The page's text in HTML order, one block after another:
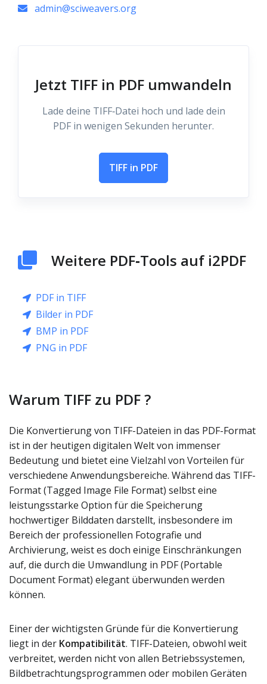
admin@sciweavers.org
Jetzt TIFF in PDF umwandeln
Lade deine TIFF‑Datei hoch und lade dein
PDF in wenigen Sekunden herunter.
TIFF in PDF
Weitere PDF‑Tools auf i2PDF
PDF in TIFF
Bilder in PDF
BMP in PDF
PNG in PDF
Warum TIFF zu PDF ?
Die Konvertierung von TIFF-Dateien in das PDF-Format
ist in der heutigen digitalen Welt von immenser
Bedeutung und bietet eine Vielzahl von Vorteilen für
verschiedene Anwendungsbereiche. Während das TIFF-
Format (Tagged Image File Format) selbst eine
leistungsstarke Option für die Speicherung
hochwertiger Bilddaten darstellt, insbesondere im
Bereich der professionellen Fotografie und
Archivierung, weist es doch einige Einschränkungen
auf, die durch die Umwandlung in PDF (Portable
Document Format) elegant überwunden werden
können.
Einer der wichtigsten Gründe für die Konvertierung
liegt in der Kompatibilität. TIFF-Dateien, obwohl weit
verbreitet, werden nicht von allen Betriebssystemen,
Bildbetrachtungsprogrammen oder mobilen Geräten